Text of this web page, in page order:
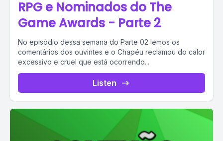
RPG e Nominados do The
Game Awards - Parte 2
No episódio dessa semana do Parte 02 lemos os
comentários dos ouvintes e o Chapéu reclamou do calor
excessivo e cruel que está ocorrendo...
Listen